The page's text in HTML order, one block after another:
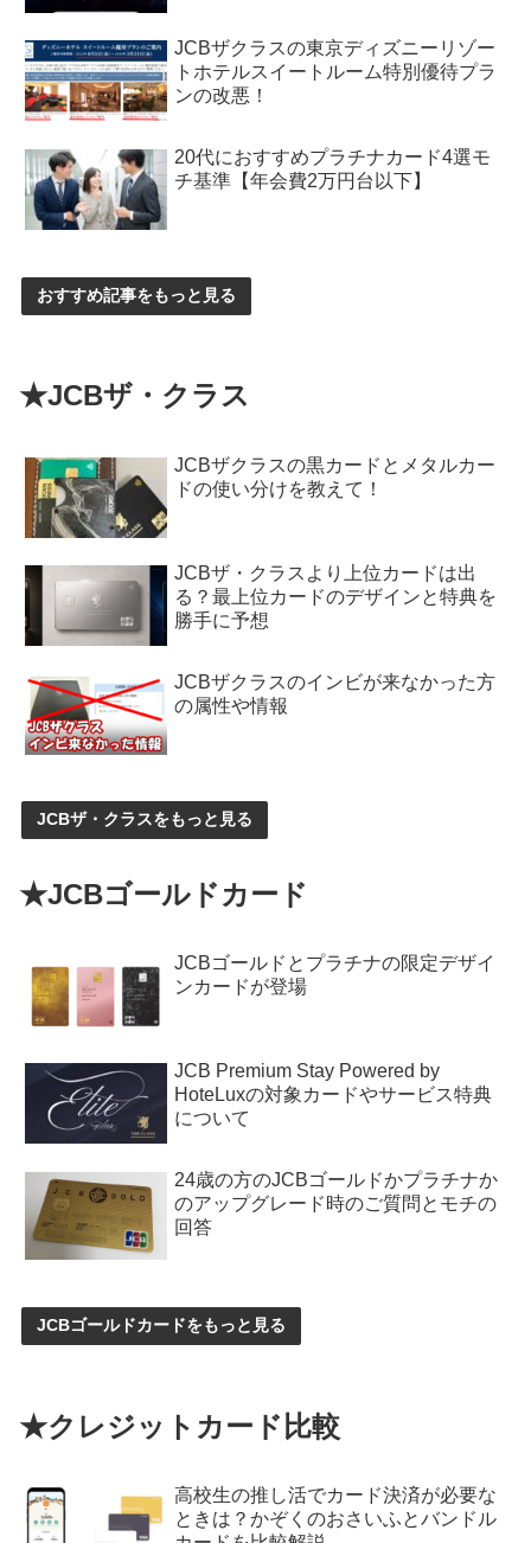
JCBザクラスの東京ディズニーリゾー
トホテルスイートルーム特別優待プラ
ンの改悪！
20代におすすめプラチナカード4選モ
チ基準【年会費2万円台以下】
おすすめ記事をもっと見る
★JCBザ・クラス
JCBザクラスの黒カードとメタルカー
ドの使い分けを教えて！
JCBザ・クラスより上位カードは出
る？最上位カードのデザインと特典を
勝手に予想
JCBザクラスのインビが来なかった方
の属性や情報
JCBザ・クラスをもっと見る
★JCBゴールドカード
JCBゴールドとプラチナの限定デザイ
ンカードが登場
JCB Premium Stay Powered by
HoteLuxの対象カードやサービス特典
について
24歳の方のJCBゴールドかプラチナか
のアップグレード時のご質問とモチの
回答
JCBゴールドカードをもっと見る
★クレジットカード比較
高校生の推し活でカード決済が必要な
ときは？かぞくのおさいふとバンドル